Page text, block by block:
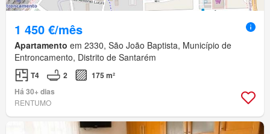
1 450 €/mês
Apartamento em 2330, São João Baptista, Município de
Entroncamento, Distrito de Santarém
T4 2
175 m²
Há 30+ dias
RENTUMO